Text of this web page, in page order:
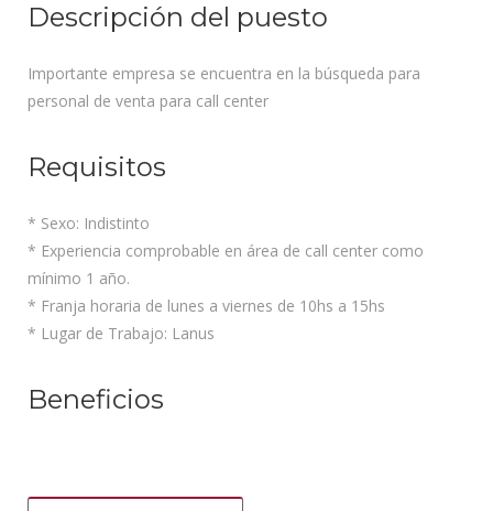
Descripción del puesto
Importante empresa se encuentra en la búsqueda para
personal de venta para call center
Requisitos
* Sexo: Indistinto
* Experiencia comprobable en área de call center como
mínimo 1 año.
* Franja horaria de lunes a viernes de 10hs a 15hs
* Lugar de Trabajo: Lanus
Beneficios